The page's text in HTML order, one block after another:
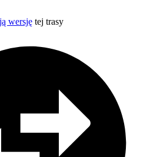
wersję tej trasy